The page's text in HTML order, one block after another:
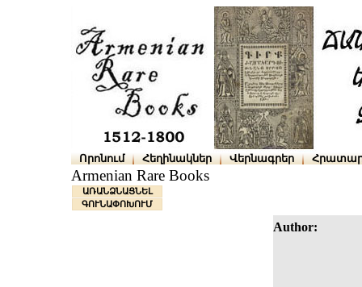
Որոնում Հեղինակներ Վերնագրեր
Armenian Rare Books
ԱՌԱՆՁՆԱՑՆԵԼ
ԳՈՒՆԱՓՈԽՈՒՄ
Author: